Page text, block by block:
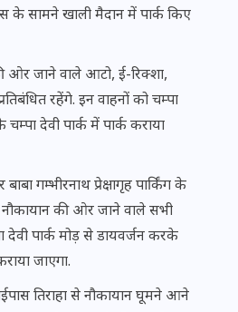
के सामने खाली मैदान में पार्क किए
ओर जाने वाले आटो, ई-रिक्शा,
रहेंगे. इन वाहनों को चम्पा
देवी पार्क में पार्क कराया
गम्भीरनाथ प्रेक्षागृह पार्किंग के
की ओर जाने वाले सभी
देवी पार्क मोड़ से डायवर्जन करके
जाएगा.
तिराहा से नौकायान घूमने आने